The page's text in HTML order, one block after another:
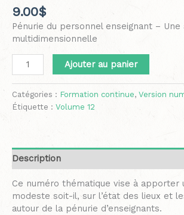
9.00$
Pénurie du personnel enseignant – Une
multidimensionnelle
Ajouter au panier
Catégories : Formation continue, Version
Étiquette : Volume 12
Description
Ce numéro thématique vise à apporter
modeste soit-il, sur l’état des lieux et
autour de la pénurie d’enseignants.